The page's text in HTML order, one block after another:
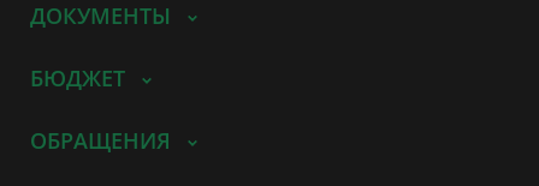
ДОКУМЕНТЫ
БЮДЖЕТ
ОБРАЩЕНИЯ